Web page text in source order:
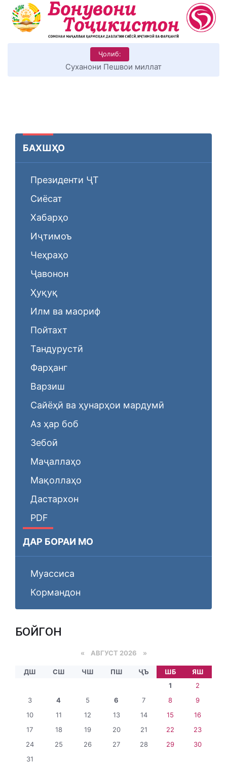
Ҷолиб:
Суханони Пешвои миллат
БАХШҲО
Президенти ҶТ
Сиёсат
Хабарҳо
Иҷтимоъ
Чеҳраҳо
Ҷавонон
Ҳуқуқ
Илм ва маориф
Пойтахт
Тандурустӣ
Фарҳанг
Варзиш
Сайёҳӣ ва ҳунарҳои мардумӣ
Аз ҳар боб
Зебоӣ
Маҷаллаҳо
Мақоллаҳо
Дастархон
PDF
ДАР БОРАИ МО
Муассиса
Кормандон
БОЙГОНӢ
« АВГУСТ 2026 »
ДШ СШ ЧШ ПШ ҶЪ ШБ
ЯШ
1
2
3
4 5 6 7 8
9
10
11 12 13 14 15
16
17
18 19 20 21 22
23
24
25 26 27 28 29
30
31